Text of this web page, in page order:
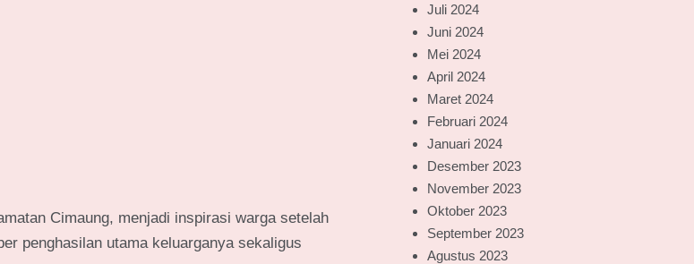
Cimaung, menjadi inspirasi warga setelah
penghasilan utama keluarganya sekaligus
Juli 2024
Juni 2024
Mei 2024
April 2024
Maret 2024
Februari 2024
Januari 2024
Desember 2023
November 2023
Oktober 2023
September 2023
Agustus 2023